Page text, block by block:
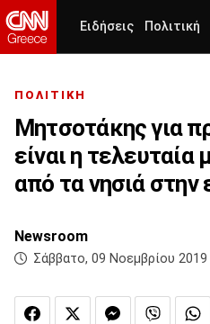
Ειδήσεις Πολιτική
ΠΟΛΙΤΙΚΗ
Μητσοτάκης για
είναι η
από τα νησιά
Newsroom
Σάββατο, 09 Νοεμβρίου 2019